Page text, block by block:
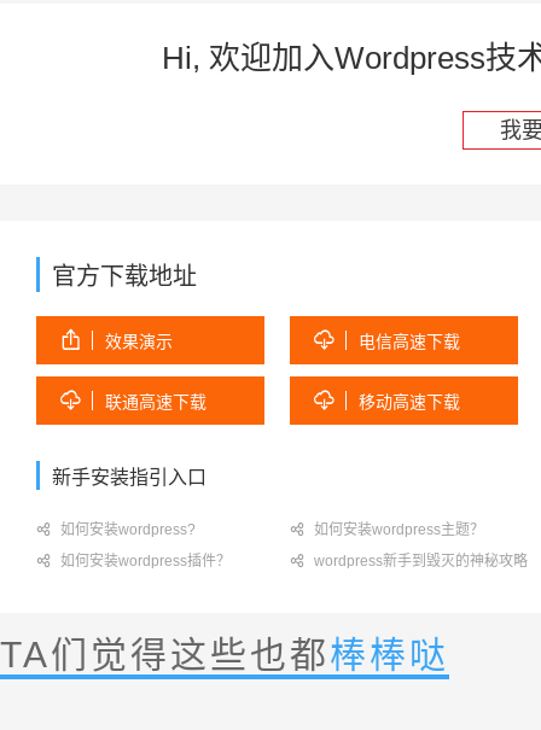
Hi, 欢迎加入Wordpress技
我
官方下载地址
 效果演示  电信高速下载
 联通高速下载  移动高速下载
新手安装指引入口
 如何安装wordpress?  如何安装wordpress主题？
 如何安装wordpress插件？  wordpress新手到毁灭的神秘攻略
TA们觉得这些也都棒棒哒